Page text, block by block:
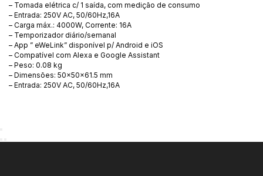
– Tomada elétrica c/ 1 saída, com medição de consumo
– Entrada: 250V AC, 50/60Hz,16A
– Carga máx.: 4000W, Corrente: 16A
– Temporizador diário/semanal
– App ” eWeLink” disponível p/ Android e iOS
– Compatível com Alexa e Google Assistant
– Peso: 0.08 kg
– Dimensões: 50x50x61.5 mm
– Entrada: 250V AC, 50/60Hz,16A